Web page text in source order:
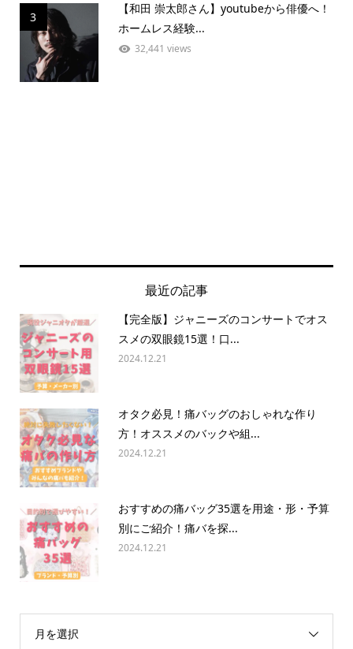
3
【和田 崇太郎さん】youtubeから俳優へ！
ホームレス経験...
32,441 views
最近の記事
【完全版】ジャニーズのコンサートでオス
スメの双眼鏡15選！口...
2024.12.21
オタク必見！痛バッグのおしゃれな作り
方！オススメのバックや組...
2024.12.21
おすすめの痛バッグ35選を用途・形・予算
別にご紹介！痛バを探...
2024.12.21
月を選択